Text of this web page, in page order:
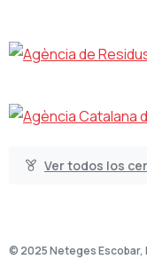
Ver todos los
© 2025 Neteges Escobar,